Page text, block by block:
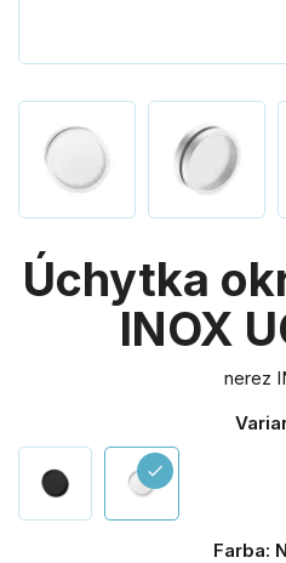
Úchytka
INOX
nerez
check
Farba: